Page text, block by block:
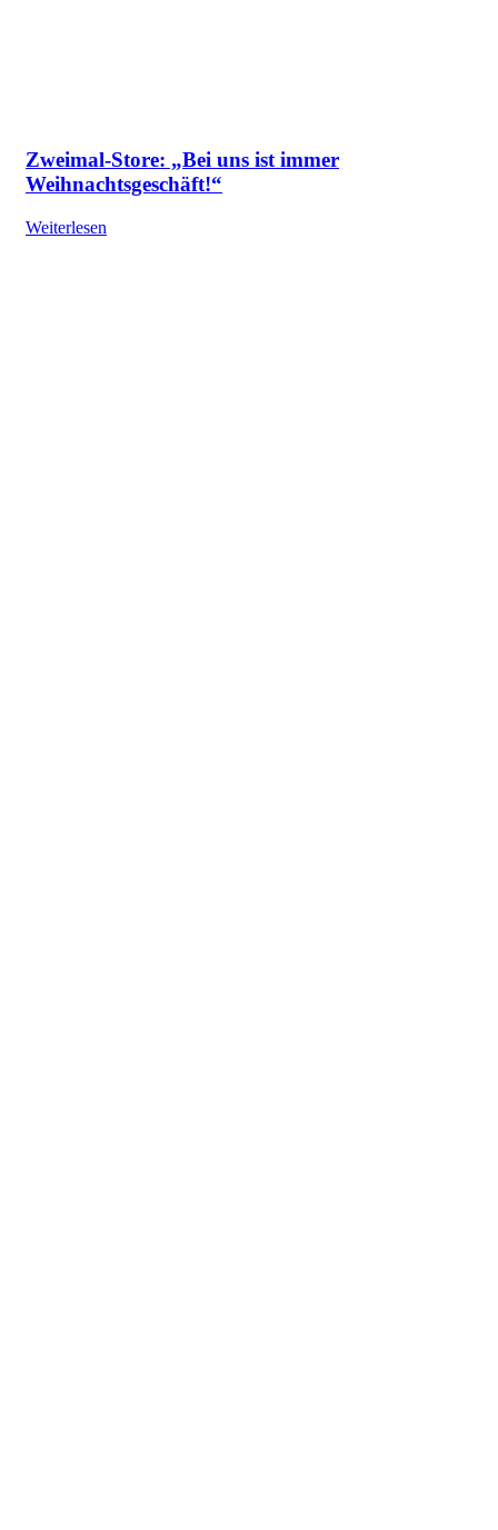
Zweimal-Store: „Bei uns ist immer
Weihnachtsgeschäft!“
Weiterlesen